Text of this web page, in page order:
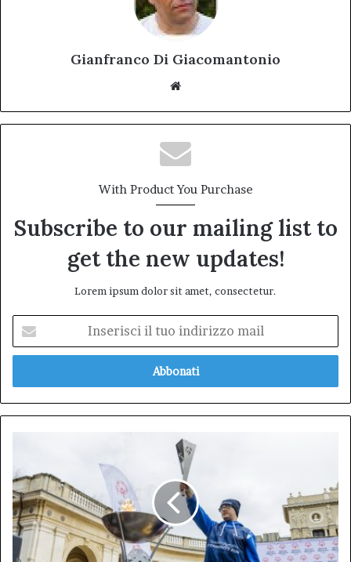
Gianfranco Di Giacomantonio
With Product You Purchase
Subscribe to our mailing list to
get the new updates!
Lorem ipsum dolor sit amet, consectetur.
tuo
mail
LA
FIAMMA
OLIMPICA